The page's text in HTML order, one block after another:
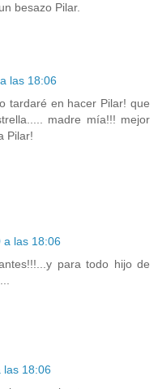
besazo Pilar.
las 18:06
tardaré en hacer Pilar! que
madre mía!!! mejor
Pilar!
a las 18:06
para todo hijo de
las 18:06